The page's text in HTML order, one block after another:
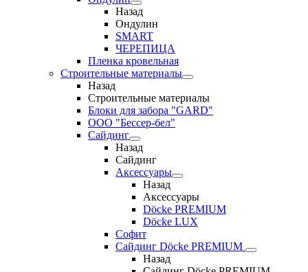
Назад
Ондулин
SMART
ЧЕРЕПИЦА
Пленка кровельная
Строительные материалы
Назад
Строительные материалы
Блоки для забора "GARD"
ООО "Бессер-бел"
Сайдинг
Назад
Сайдинг
Аксессуары
Назад
Аксессуары
Döcke PREMIUM
Döcke LUX
Софит
Сайдинг Döcke PREMIUM
Назад